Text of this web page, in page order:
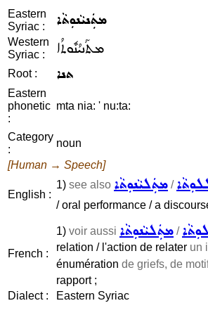
Eastern
Syriac :
ܡܬܲܢܝܵܢܘܼܬܵܐ
Western
Syriac :
ܡܬܰܢܝܳܢܽܘܬܳܐ
Root : ܬܢܐ
Eastern
phonetic
:
mta nia: ' nu:ta:
Category
:
noun
[Human → Speech]
English :
1) see also ܡܬܲܠܝܵܢܘܼܬܵܐ /
/ oral performance / a
French :
1) voir aussi ܡܬܲܠܝܵܢܘܼܬܵܐ /
relation / l'action de relater un
énumération de griefs, de
rapport ;
Dialect :
Eastern Syriac